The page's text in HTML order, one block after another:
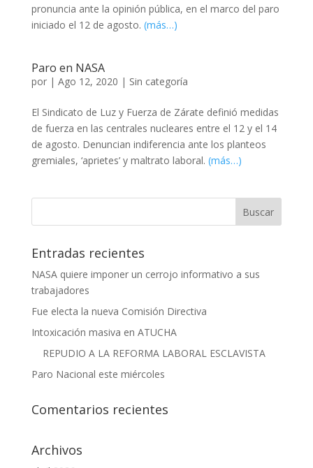
pronuncia ante la opinión pública, en el marco del paro
iniciado el 12 de agosto. (más…)
Paro en NASA
por | Ago 12, 2020 | Sin categoría
El Sindicato de Luz y Fuerza de Zárate definió medidas
de fuerza en las centrales nucleares entre el 12 y el 14
de agosto. Denuncian indiferencia ante los planteos
gremiales, ‘aprietes’ y maltrato laboral. (más…)
Entradas recientes
NASA quiere imponer un cerrojo informativo a sus
trabajadores
Fue electa la nueva Comisión Directiva
Intoxicación masiva en ATUCHA
REPUDIO A LA REFORMA LABORAL ESCLAVISTA
Paro Nacional este miércoles
Comentarios recientes
Archivos